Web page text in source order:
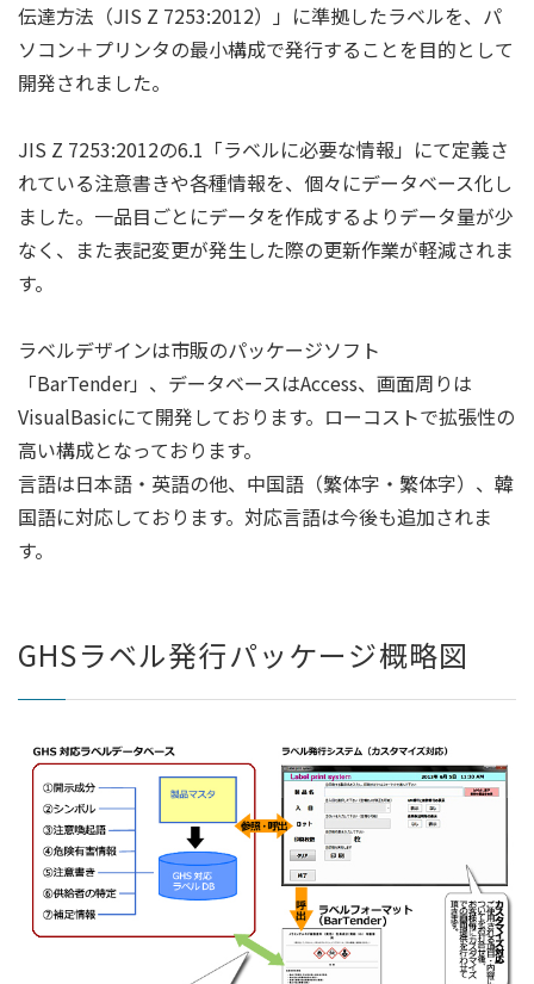
伝達方法（JIS Z 7253:2012）」に準拠したラベルを、パ
ソコン＋プリンタの最小構成で発行することを目的として
開発されました。
JIS Z 7253:2012の6.1「ラベルに必要な情報」にて定義さ
れている注意書きや各種情報を、個々にデータベース化し
ました。一品目ごとにデータを作成するよりデータ量が少
なく、また表記変更が発生した際の更新作業が軽減されま
す。
ラベルデザインは市販のパッケージソフト
「BarTender」、データベースはAccess、画面周りは
VisualBasicにて開発しております。ローコストで拡張性の
高い構成となっております。
言語は日本語・英語の他、中国語（繁体字・繁体字）、韓
国語に対応しております。対応言語は今後も追加されま
す。
GHSラベル発行パッケージ概略図